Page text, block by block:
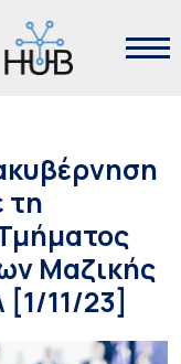
τη
Μαζικής
11/23]